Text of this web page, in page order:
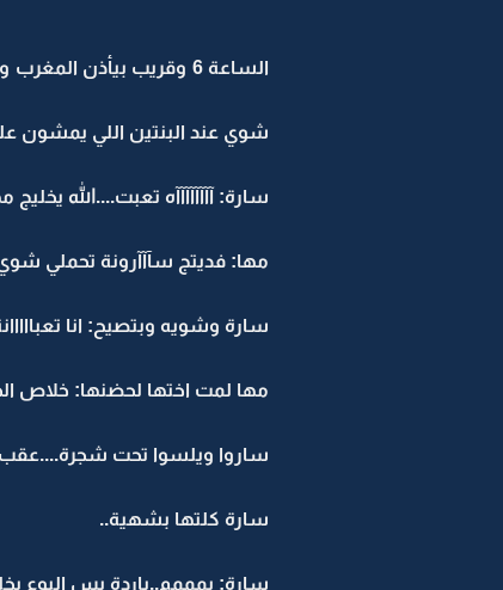
الساعة 6 وقريب بيأذن
شوي عند البنتين اللي يمشون
سارة: آآآآآآآآه تعبت....الله
مها: فديتج سآآآرونة تحملي
سارة وشويه وبتصيح: انا
مها لمت اختها لحضنها: خلاص
ساروا ويلسوا تحت
سارة كلتها بشهية..
سارة: يمممم..باردة بس اليوع